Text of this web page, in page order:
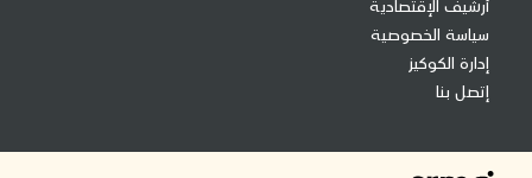
أرشيف الإقتصادية
سياسة الخصوصية
إدارة الكوكيز
إتصل بنا